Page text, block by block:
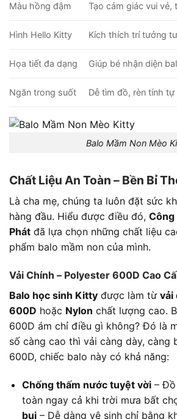
Màu hồng đậm Tạo cảm giác vui vẻ,
Hình Hello Kitty Kích thích trí tưởng
Họa tiết đa dạng Giúp bé nhận diện
Ngăn trong suốt Dễ tìm đồ, rèn tính tự
Balo Mầm Non Mèo
Chất Liệu An Toàn – Bền Bỉ
Là cha mẹ, chúng ta luôn đặt sức
hàng đầu. Hiểu được điều đó, Công
Phát đã lựa chọn những chất liệu
phẩm balo mầm non của mình.
Vải Chính – Polyester 600D Cao
Balo học sinh Kitty được làm từ vải
600D hoặc Nylon chất lượng cao.
600D ám chỉ điều gì không? Đó là
số càng cao thì vải càng dày, càng
600D, chiếc balo này có khả năng:
Chống thấm nước tuyệt vời– Đồ
toàn ngay cả khi trời mưa bất
bụi– Dễ dàng vệ sinh chỉ bằng